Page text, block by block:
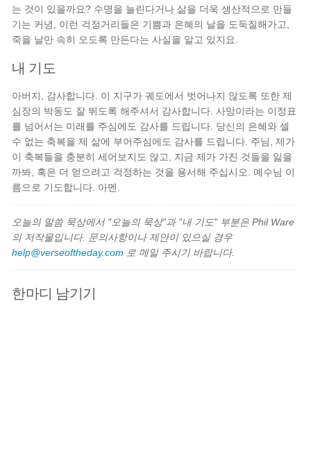
는 것이 있을까요? 수명을 늘린다거나 삶을 더욱 생산적으로 만들
기는 커녕, 이런 걱정거리들은 기쁨과 은혜의 날을 도둑질해가고,
죽을 날만 속히 오도록 만든다는 사실을 알고 있지요.
내 기도
아버지, 감사합니다. 이 지구가 궤도에서 벗어나지 않도록 또한 제
심장의 박동도 잘 뛰도록 해주셔서 감사합니다. 사망이라는 이정표
를 넘어서는 미래를 주심에도 감사를 드립니다. 당신의 은혜와 셀
수 없는 축복을 제 삶에 부어주심에도 감사를 드립니다. 주님, 제가
이 축복들을 충분히 세어보지도 않고, 지금 제가 가진 것들을 잃을
까봐, 혹은 더 얻으려고 걱정하는 것을 용서해 주십시오. 예수님 이
름으로 기도합니다. 아멘.
오늘의 말씀 묵상에서 "오늘의 묵상"과 "내 기도" 부분은 Phil Ware
의 저작물입니다. 문의사항이나 제안이 있으실 경우
help@verseoftheday.com 로 메일 주시기 바랍니다.
한마디 남기기